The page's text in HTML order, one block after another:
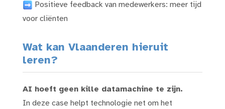
Positieve feedback van medewerkers: meer tijd
voor cliënten
Wat kan Vlaanderen hieruit
leren?
AI hoeft geen kille datamachine te zijn.
In deze case helpt technologie net om het